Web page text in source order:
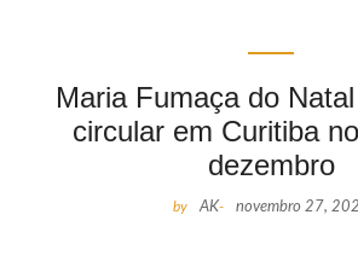
Maria Fumaça do
circular em Curitiba
dezembro
by AK- novembro 27,